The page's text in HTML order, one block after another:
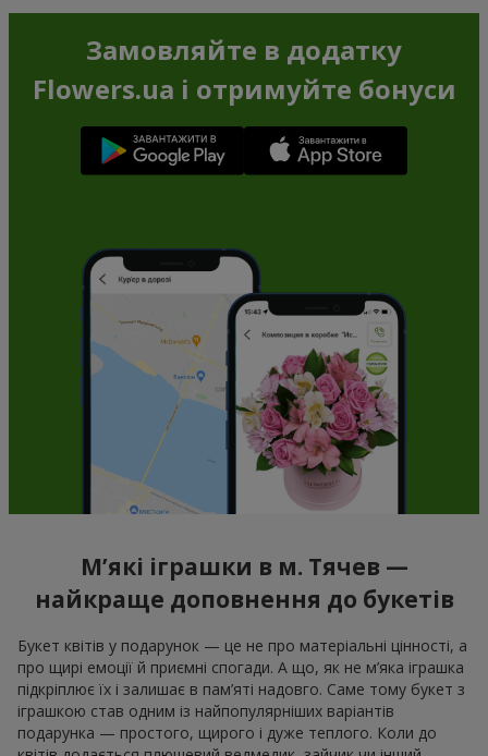
Замовляйте в додатку
Flowers.ua і отримуйте бонуси
М’які іграшки в м. Тячев —
найкраще доповнення до букетів
Букет квітів у подарунок — це не про матеріальні цінності, а
про щирі емоції й приємні спогади. А що, як не м’яка іграшка
підкріплює їх і залишає в пам’яті надовго. Саме тому букет з
іграшкою став одним із найпопулярніших варіантів
подарунка — простого, щирого і дуже теплого. Коли до